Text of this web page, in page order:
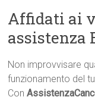
Affidati ai
assistenza
Non improvvisare
funzionamento del
Con